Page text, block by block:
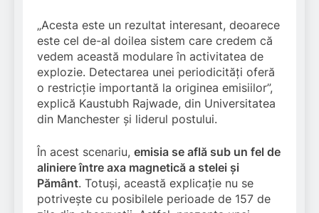
„Acesta este un rezultat interesant, deoarece
este cel de-al doilea sistem care credem că
vedem această modulare în activitatea de
explozie. Detectarea unei periodicități oferă
o restricție importantă la originea emisiilor”,
explică Kaustubh Rajwade, din Universitatea
din Manchester și liderul postului.
În acest scenariu, emisia se află sub un fel de
aliniere între axa magnetică a stelei și
Pământ. Totuși, această explicație nu se
potrivește cu posibilele perioade de 157 de